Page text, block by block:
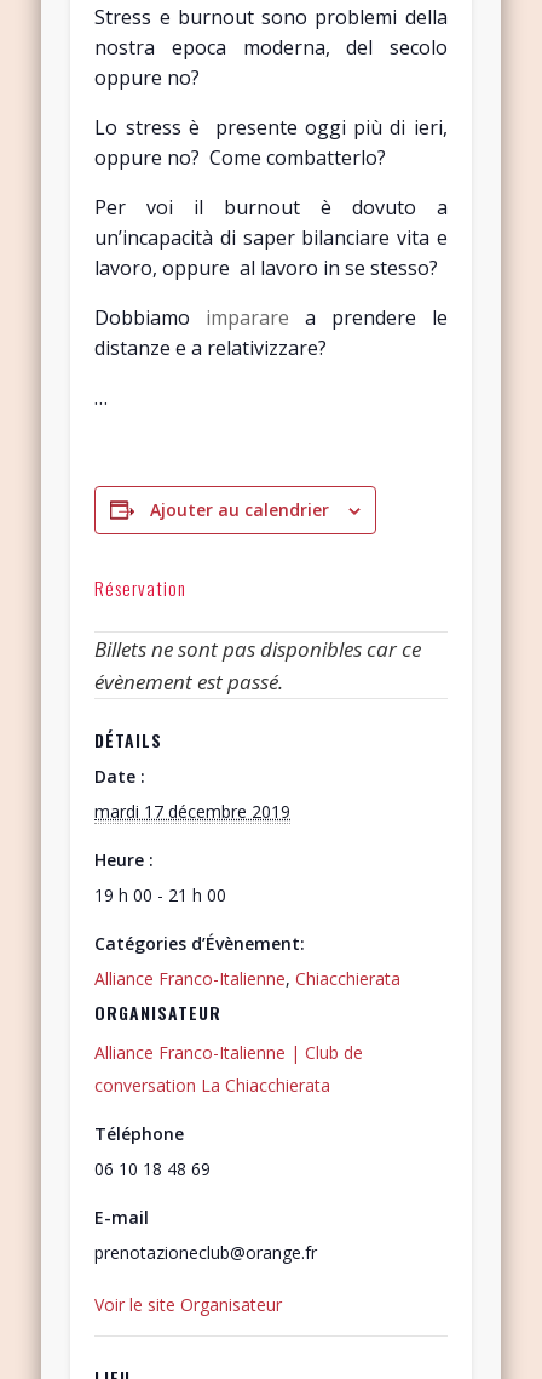
Stress e burnout sono problemi della
nostra epoca moderna, del secolo
oppure no?
Lo stress è presente oggi più di ieri,
oppure no? Come combatterlo?
Per voi il burnout è dovuto a
un’incapacità di saper bilanciare vita e
lavoro, oppure al lavoro in se stesso?
Dobbiamo imparare a prendere le
distanze e a relativizzare?
…
Ajouter au calendrier
DÉTAILS
Date :
mardi 17 décembre 2019
Heure :
19 h 00 - 21 h 00
Catégories d’Évènement:
Alliance Franco-Italienne,Chiacchierata
ORGANISATEUR
Alliance Franco-Italienne | Club de
conversation La Chiacchierata
Téléphone
06 10 18 48 69
E-mail
prenotazioneclub@orange.fr
Voir le site Organisateur
Réservation
Billets ne sont pas disponibles car ce
évènement est passé.